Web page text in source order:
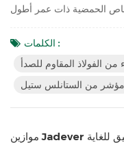
الحمضية ذات عمر أطول
للماء ، وله أيضًا إصدار LED JIK-4ECSB. سمات: دقة تصل إلى
المقاوم للصدأ هيكل من
الكلمات :
الفولاذ المقاوم للصدأ
مؤشر من الستانلس ستيل